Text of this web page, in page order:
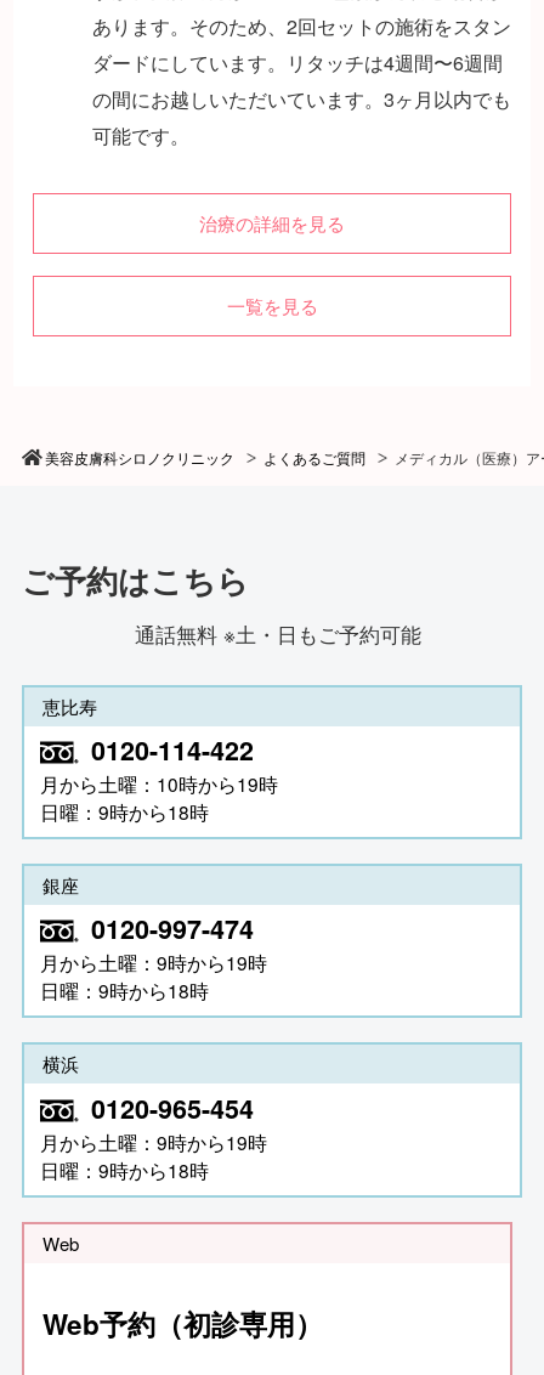
あります。そのため、2回セットの施術をスタン
ダードにしています。リタッチは4週間〜6週間
の間にお越しいただいています。3ヶ月以内でも
可能です。
治療の詳細を見る
一覧を見る
美容皮膚科シロノクリニック よくあるご質問 メディカル（医療）
ご予約はこちら
通話無料 ※土・日もご予約可能
恵比寿
0120-114-422
月から土曜：10時から19時
日曜：9時から18時
銀座
0120-997-474
月から土曜：9時から19時
日曜：9時から18時
横浜
0120-965-454
月から土曜：9時から19時
日曜：9時から18時
Web
Web予約（初診専用）